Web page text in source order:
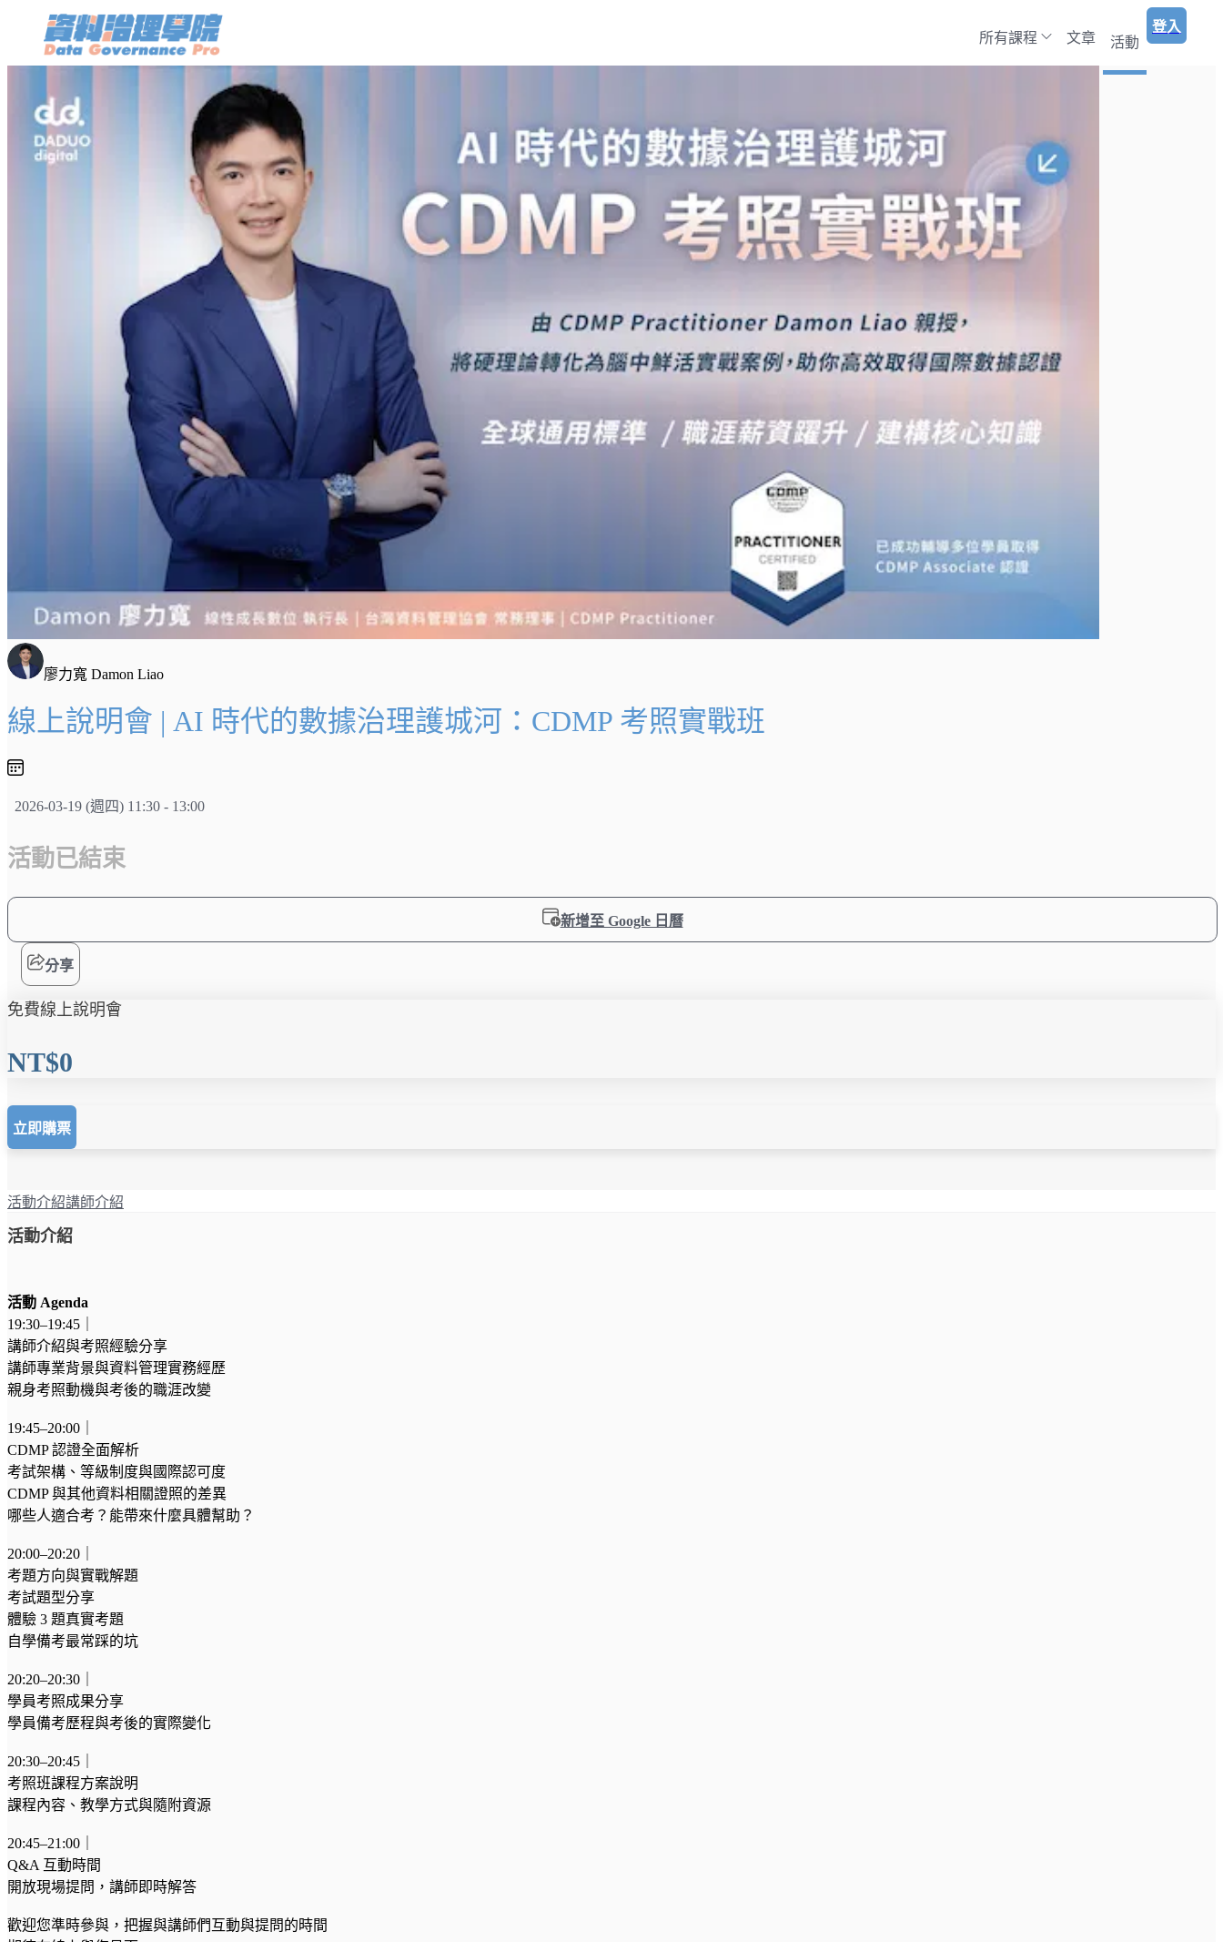
所有課程 文章 活動
登入
廖力寬 Damon Liao
線上說明會 | AI 時代的數據治理護城河：CDMP 考照實戰班
2026-03-19 (週四) 11:30 - 13:00
活動已結束
新增至 Google 日曆
分享
免費線上說明會
NT$0
立即購票
活動介紹講師介紹
活動介紹
活動 Agenda
19:30–19:45｜
講師介紹與考照經驗分享
講師專業背景與資料管理實務經歷
親身考照動機與考後的職涯改變
19:45–20:00｜
CDMP 認證全面解析
考試架構、等級制度與國際認可度
CDMP 與其他資料相關證照的差異
哪些人適合考？能帶來什麼具體幫助？
20:00–20:20｜
考題方向與實戰解題
考試題型分享
體驗 3 題真實考題
自學備考最常踩的坑
20:20–20:30｜
學員考照成果分享
學員備考歷程與考後的實際變化
20:30–20:45｜
考照班課程方案說明
課程內容、教學方式與隨附資源
20:45–21:00｜
Q&A 互動時間
開放現場提問，講師即時解答
歡迎您準時參與，把握與講師們互動與提問的時間